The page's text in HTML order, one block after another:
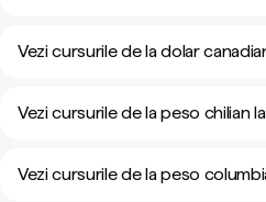
Vezi cursurile de la dolar
Vezi cursurile de la peso chilian
Vezi cursurile de la peso